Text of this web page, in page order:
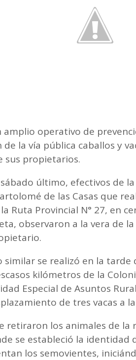
amplio operativo de
de la vía pública caballos y
sus propietarios.
último, efectivos de
de las Casas que
Ruta Provincial N° 27, en
observaron a la vera de
se realizó en la tarde
kilómetros de la
Especial de Asuntos
de tres vacas a
retiraron los animales de
se estableció la identidad
los semovientes,